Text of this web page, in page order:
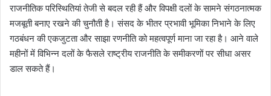
राजनीतिक परिस्थितियां तेजी से बदल रही हैं और विपक्षी दलों के सामने संगठनात्मक
मजबूती बनाए रखने की चुनौती है। संसद के भीतर प्रभावी भूमिका निभाने के लिए
गठबंधन की एकजुटता और साझा रणनीति को महत्वपूर्ण माना जा रहा है। आने वाले
महीनों में विभिन्न दलों के फैसले राष्ट्रीय राजनीति के समीकरणों पर सीधा असर
डाल सकते हैं।